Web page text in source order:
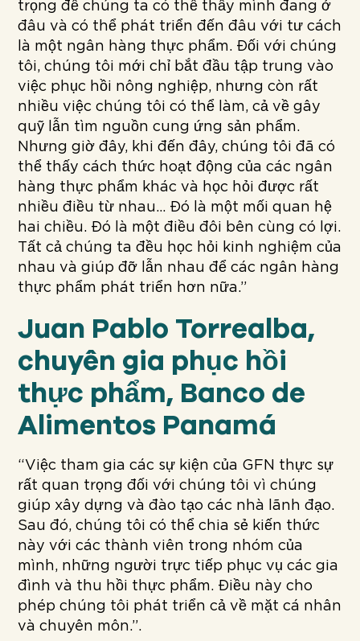
trọng để chúng ta có thể thấy mình đang ở
đâu và có thể phát triển đến đâu với tư cách
là một ngân hàng thực phẩm. Đối với chúng
tôi, chúng tôi mới chỉ bắt đầu tập trung vào
việc phục hồi nông nghiệp, nhưng còn rất
nhiều việc chúng tôi có thể làm, cả về gây
quỹ lẫn tìm nguồn cung ứng sản phẩm.
Nhưng giờ đây, khi đến đây, chúng tôi đã có
thể thấy cách thức hoạt động của các ngân
hàng thực phẩm khác và học hỏi được rất
nhiều điều từ nhau… Đó là một mối quan hệ
hai chiều. Đó là một điều đôi bên cùng có lợi.
Tất cả chúng ta đều học hỏi kinh nghiệm của
nhau và giúp đỡ lẫn nhau để các ngân hàng
thực phẩm phát triển hơn nữa.”
Juan Pablo Torrealba,
chuyên gia phục hồi
thực phẩm, Banco de
Alimentos Panamá
“Việc tham gia các sự kiện của GFN thực sự
rất quan trọng đối với chúng tôi vì chúng
giúp xây dựng và đào tạo các nhà lãnh đạo.
Sau đó, chúng tôi có thể chia sẻ kiến thức
này với các thành viên trong nhóm của
mình, những người trực tiếp phục vụ các gia
đình và thu hồi thực phẩm. Điều này cho
phép chúng tôi phát triển cả về mặt cá nhân
và chuyên môn.”.